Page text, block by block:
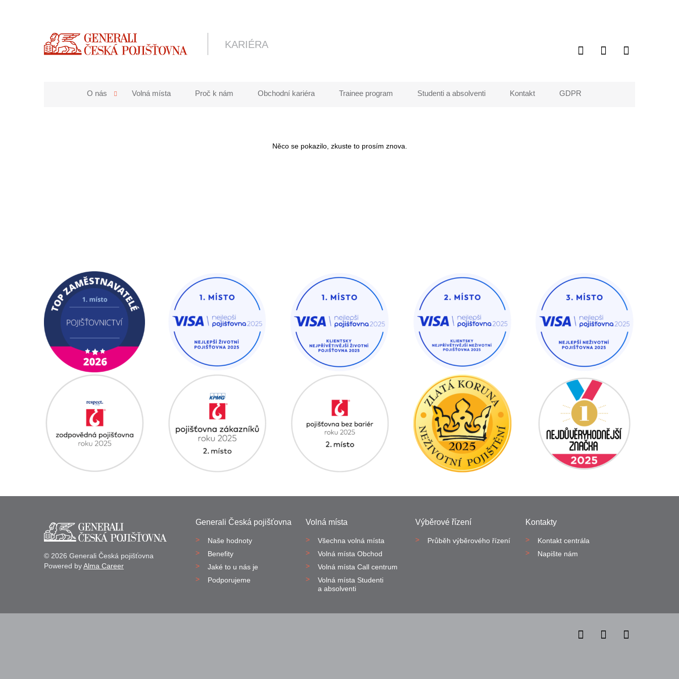
O nás Volná místa Proč k nám Obchodní kariéra Trainee program Studenti a absolventi Kontakt GDPR
Něco se pokazilo, zkuste to prosím znova.
© 2026 Generali Česká pojišťovna
Powered byAlma Career
Generali Česká pojišťovna
Naše hodnoty
Benefity
Jaké to u nás je
Podporujeme
Volná místa
Všechna volná místa
Volná místa Obchod
Volná místa Call centrum
Volná místa Studenti
a absolventi
Výběrové řízení
Průběh výběrového řízení
Kontakty
Kontakt centrála
Napište nám